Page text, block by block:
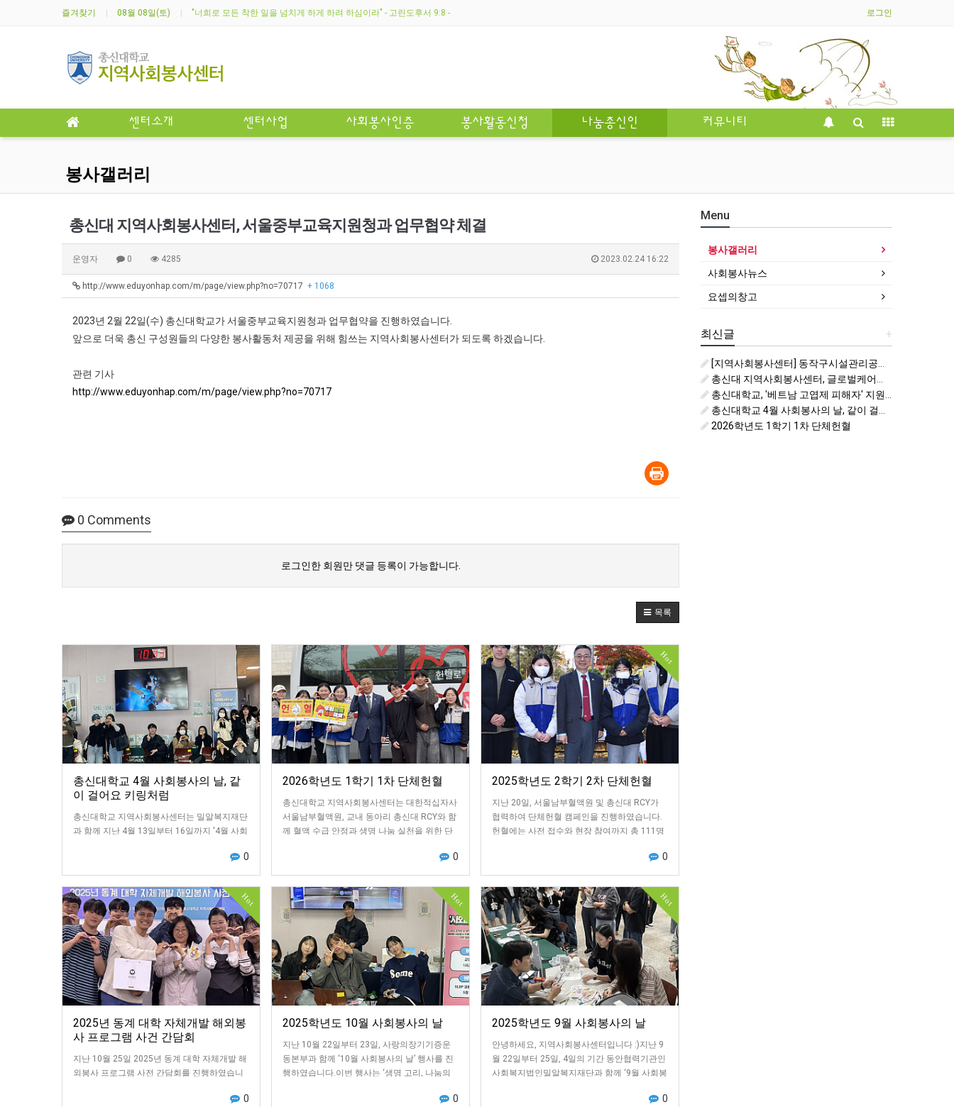
즐겨찾기 08월 08일(토) "너희로 모든 착한 일을 넘치게 하게 하려 하심이라" - 고린도후서 9:8 - 로그인
센터소개 센터사업 사회봉사인증 봉사활동신청 나눔총신인 커뮤니티
봉사갤러리
총신대 지역사회봉사센터, 서울중부교육지원청과 업무협약 체결
운영자 0 4285 2023.02.24 16:22
http://www.eduyonhap.com/m/page/view.php?no=70717 + 1068
2023년 2월 22일(수) 총신대학교가 서울중부교육지원청과 업무협약을 진행하였습니다.
앞으로 더욱 총신 구성원들의 다양한 봉사활동처 제공을 위해 힘쓰는 지역사회봉사센터가 되도록 하겠습니다.
관련 기사
http://www.eduyonhap.com/m/page/view.php?no=70717
0 Comments
로그인한 회원만 댓글 등록이 가능합니다.
목록
총신대학교 4월 사회봉사의 날, 같
이 걸어요 키링처럼
총신대학교 지역사회봉사센터는 밀알복지재단
과 함께 지난 4월 13일부터 16일까지 '4월 사회
을 진행했습니다.이번 캠페인은 장애인과 비… 0
2026학년도 1학기 1차 단체헌혈
총신대학교 지역사회봉사센터는 대한적십자사
서울남부혈액원, 교내 동아리 총신대 RCY와 함
께 혈액 수급 안정과 생명 나눔 실천을 위한 단
0
Hot
2025학년도 2학기 2차 단체헌혈
지난 20일, 서울남부혈액원 및 총신대 RCY가
협력하여 단체헌혈 캠페인을 진행하였습니다.
헌혈에는 사전 접수와 현장 참여까지 총 111명
0
Hot
2025년 동계 대학 자체개발 해외봉
사 프로그램 사건 간담회
지난 10월 25일 2025년 동계 대학 자체개발 해
외봉사 프로그램 사전 간담회를 진행하였습니
회에서 주관하는 ‘2025년 동계 대학 자체개… 0
Hot
2025학년도 10월 사회봉사의 날
지난 10월 22일부터 23일, 사랑의장기기증운
동본부과 함께 ‘10월 사회봉사의 날’ 행사를 진
행하였습니다.이번 행사는 ‘생명 고리, 나눔의
0
Hot
2025학년도 9월 사회봉사의 날
안녕하세요, 지역사회봉사센터입니다 :)지난 9
월 22일부터 25일, 4일의 기간 동안협력기관인
사회복지법인밀알복지재단과 함께 ‘9월 사회봉
0
Menu
봉사갤러리
사회봉사뉴스
요셉의창고
+
최신글
[지역사회봉사센터] 동작구시설관리공단 비치코밍 봉사활동 자원봉사자 모집
총신대 지역사회봉사센터, 글로벌케어와 지역사회봉사 및 국제개발협력 활성화를 위한 업무협약
총신대학교, '베트남 고엽제 피해자' 지원을 위한 6월 사회봉사의 날 운영
총신대학교 4월 사회봉사의 날, 같이 걸어요 키링처럼
2026학년도 1학기 1차 단체헌혈